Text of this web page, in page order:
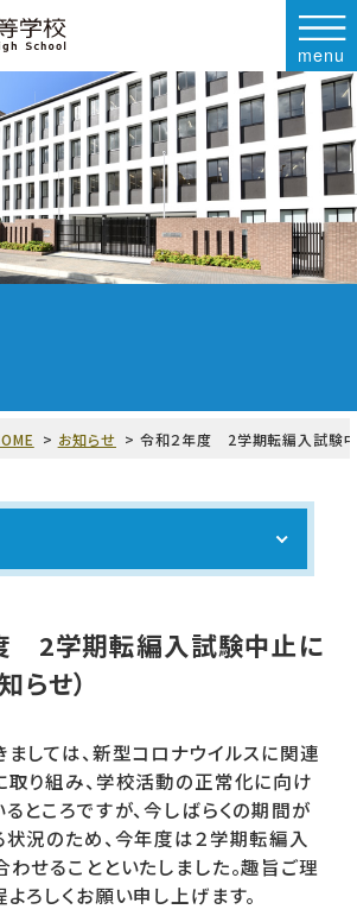
menu
お知らせ 令和２年度 2学期転編入試験中
2学期転編入試験中止に
らせ）
しては、新型コロナウイルスに関連
取り組み、学校活動の正常化に向け
ところですが、今しばらくの期間が
況のため、今年度は２学期転編入
せることといたしました。趣旨ご理
ろしくお願い申し上げます。